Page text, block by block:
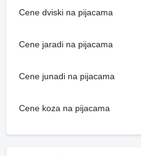
Cene dviski na pijacama
Cene jaradi na pijacama
Cene junadi na pijacama
Cene koza na pijacama